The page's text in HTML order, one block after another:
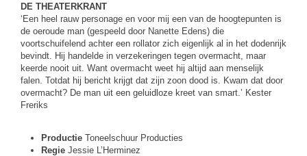
DE THEATERKRANT
‘Een heel rauw personage en voor mij een van de hoogtepunten is
de oeroude man (gespeeld door Nanette Edens) die
voortschuifelend achter een rollator zich eigenlijk al in het dodenrijk
bevindt. Hij handelde in verzekeringen tegen overmacht, maar
keerde nooit uit. Want overmacht weet hij altijd aan menselijk
falen. Totdat hij bericht krijgt dat zijn zoon dood is. Kwam dat door
overmacht? De man uit een geluidloze kreet van smart.’ Kester
Freriks
Productie Toneelschuur Producties
Regie Jessie L’Herminez